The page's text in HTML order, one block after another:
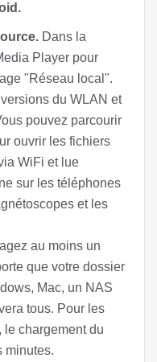
Dans la
Player pour
"Réseau local".
du WLAN et
pouvez parcourir
ouvrir les fichiers
WiFi et lue
sur les téléphones
et les
au moins un
que votre dossier
Mac, un NAS
tous. Pour les
chargement du
minutes.